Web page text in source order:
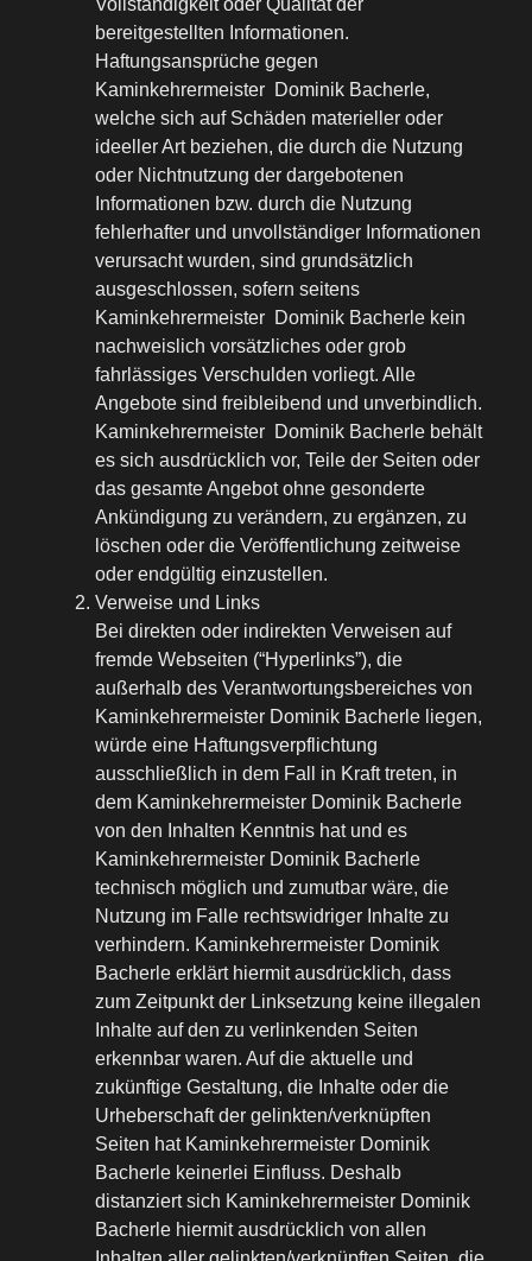
Vollständigkeit oder Qualität der
bereitgestellten Informationen.
Haftungsansprüche gegen
Kaminkehrermeister Dominik Bacherle,
welche sich auf Schäden materieller oder
ideeller Art beziehen, die durch die Nutzung
oder Nichtnutzung der dargebotenen
Informationen bzw. durch die Nutzung
fehlerhafter und unvollständiger Informationen
verursacht wurden, sind grundsätzlich
ausgeschlossen, sofern seitens
Kaminkehrermeister Dominik Bacherle kein
nachweislich vorsätzliches oder grob
fahrlässiges Verschulden vorliegt. Alle
Angebote sind freibleibend und unverbindlich.
Kaminkehrermeister Dominik Bacherle behält
es sich ausdrücklich vor, Teile der Seiten oder
das gesamte Angebot ohne gesonderte
Ankündigung zu verändern, zu ergänzen, zu
löschen oder die Veröffentlichung zeitweise
oder endgültig einzustellen.
Verweise und Links
Bei direkten oder indirekten Verweisen auf
fremde Webseiten (“Hyperlinks”), die
außerhalb des Verantwortungsbereiches von
Kaminkehrermeister Dominik Bacherle liegen,
würde eine Haftungsverpflichtung
ausschließlich in dem Fall in Kraft treten, in
dem Kaminkehrermeister Dominik Bacherle
von den Inhalten Kenntnis hat und es
Kaminkehrermeister Dominik Bacherle
technisch möglich und zumutbar wäre, die
Nutzung im Falle rechtswidriger Inhalte zu
verhindern. Kaminkehrermeister Dominik
Bacherle erklärt hiermit ausdrücklich, dass
zum Zeitpunkt der Linksetzung keine illegalen
Inhalte auf den zu verlinkenden Seiten
erkennbar waren. Auf die aktuelle und
zukünftige Gestaltung, die Inhalte oder die
Urheberschaft der gelinkten/verknüpften
Seiten hat Kaminkehrermeister Dominik
Bacherle keinerlei Einfluss. Deshalb
distanziert sich Kaminkehrermeister Dominik
Bacherle hiermit ausdrücklich von allen